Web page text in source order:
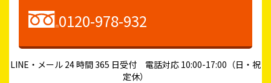
0120-978-932
LINE・メール 24 時間 365 日受付 電話対応 10:00-17:00（日・祝
定休）